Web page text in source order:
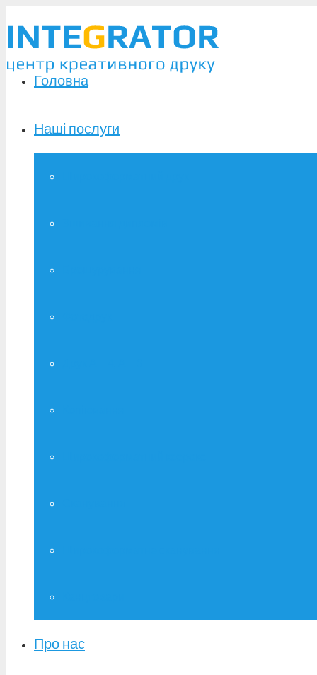
Головна
Наші послуги
Про нас